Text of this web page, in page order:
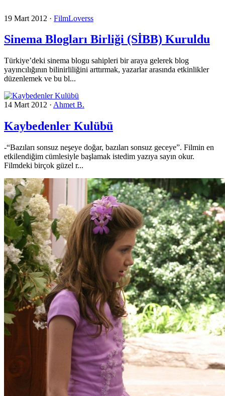
19 Mart 2012 · FilmLoverss
Sinema Blogları Birliği (SİBB) Kuruldu
Türkiye’deki sinema blogu sahipleri bir araya gelerek blog
yayıncılığının bilinirliliğini arttırmak, yazarlar arasında etkinlikler
düzenlemek ve bu bl...
14 Mart 2012 · Ahmet B.
Kaybedenler Kulübü
-“Bazıları sonsuz neşeye doğar, bazıları sonsuz geceye”. Filmin en
etkilendiğim cümlesiyle başlamak istedim yazıya sayın okur.
Filmdeki birçok güzel r...